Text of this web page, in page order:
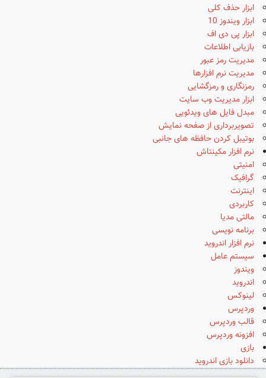
ابزار حذف کلی
ابزار ویندوز 10
ابزار پی دی اف
بازیابی اطلاعات
مدیریت رمز عبور
مدیریت نرم افزارها
رمزنگاری و رمزگشایی
ابزار مدیریت وب سایت
مبدل فایل های ویدئویی
تصویربرداری از صفحه نمایش
بوتیبل کردن حافظه های جانبی
نرم افزار مکینتاش
امنیتی
گرافیک
اینترنت
کاربردی
مالتی مدیا
برنامه نویسی
نرم افزار اندروید
سیستم عامل
ویندوز
اندروید
لینوکس
وردپرس
قالب وردپرس
افزونه وردپرس
بازی
دانلود بازی اندروید